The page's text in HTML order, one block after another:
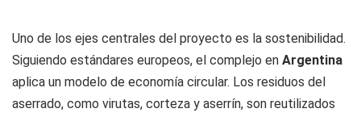
Uno de los ejes centrales del proyecto es la sostenibilidad.
Siguiendo estándares europeos, el complejo en Argentina
aplica un modelo de economía circular. Los residuos del
aserrado, como virutas, corteza y aserrín, son reutilizados